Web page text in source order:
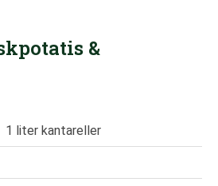
&
liter kantareller